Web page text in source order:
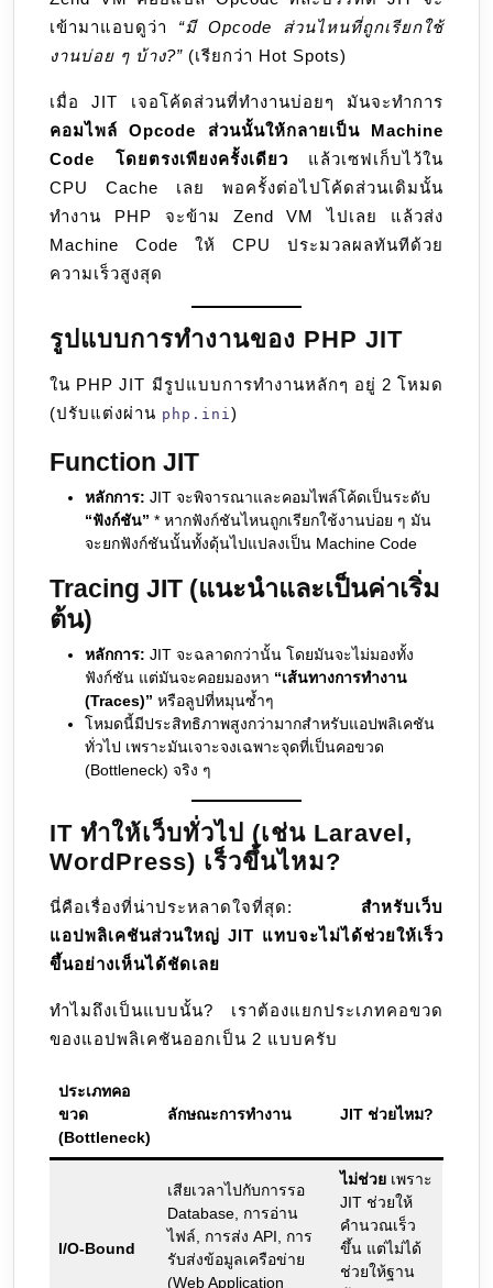
เข้ามาแอบดูว่า “มี Opcode ส่วนไหนที่ถูกเรียกใช้
งานบ่อย ๆ บ้าง?” (เรียกว่า Hot Spots)
เมื่อ JIT เจอโค้ดส่วนที่ทำงานบ่อยๆ มันจะทำการ
คอมไพล์ Opcode ส่วนนั้นให้กลายเป็น Machine
Code โดยตรงเพียงครั้งเดียว แล้วเซฟเก็บไว้ใน
CPU Cache เลย พอครั้งต่อไปโค้ดส่วนเดิมนั้น
ทำงาน PHP จะข้าม Zend VM ไปเลย แล้วส่ง
Machine Code ให้ CPU ประมวลผลทันทีด้วย
ความเร็วสูงสุด
รูปแบบการทำงานของ PHP JIT
ใน PHP JIT มีรูปแบบการทำงานหลักๆ อยู่ 2 โหมด
(ปรับแต่งผ่าน php.ini)
Function JIT
หลักการ: JIT จะพิจารณาและคอมไพล์โค้ดเป็นระดับ
“ฟังก์ชัน” * หากฟังก์ชันไหนถูกเรียกใช้งานบ่อย ๆ มัน
จะยกฟังก์ชันนั้นทั้งดุ้นไปแปลงเป็น Machine Code
Tracing JIT (แนะนำและเป็นค่าเริ่ม
ต้น)
หลักการ: JIT จะฉลาดกว่านั้น โดยมันจะไม่มองทั้ง
ฟังก์ชัน แต่มันจะคอยมองหา “เส้นทางการทำงาน
(Traces)” หรือลูปที่หมุนซ้ำๆ
โหมดนี้มีประสิทธิภาพสูงกว่ามากสำหรับแอปพลิเคชัน
ทั่วไป เพราะมันเจาะจงเฉพาะจุดที่เป็นคอขวด
(Bottleneck) จริง ๆ
IT ทำให้เว็บทั่วไป (เช่น Laravel,
WordPress) เร็วขึ้นไหม?
นี่คือเรื่องที่น่าประหลาดใจที่สุด: สำหรับเว็บ
แอปพลิเคชันส่วนใหญ่ JIT แทบจะไม่ได้ช่วยให้เร็ว
ขึ้นอย่างเห็นได้ชัดเลย
ทำไมถึงเป็นแบบนั้น? เราต้องแยกประเภทคอขวด
ของแอปพลิเคชันออกเป็น 2 แบบครับ
ประเภทคอ
ขวด
(Bottleneck)
ลักษณะการทำงาน JIT ช่วยไหม?
I/O-Bound
เสียเวลาไปกับการรอ
Database, การอ่าน
ไฟล์, การส่ง API, การ
รับส่งข้อมูลเครือข่าย
(Web Application
ไม่ช่วย เพราะ
JIT ช่วยให้
คำนวณเร็ว
ขึ้น แต่ไม่ได้
ช่วยให้ฐาน